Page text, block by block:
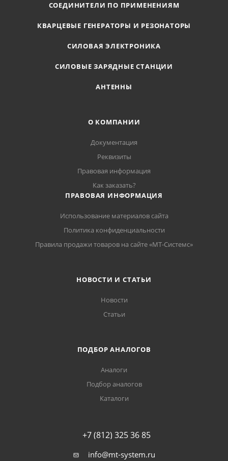
СОЕДИНИТЕЛИ ПО ПРИМЕНЕНИЯМ
КВАРЦЕВЫЕ ГЕНЕРАТОРЫ И РЕЗОНАТОРЫ
СИЛОВАЯ ЭЛЕКТРОНИКА
СИЛОВЫЕ ЗАРЯДНЫЕ СТАНЦИИ
АНТЕННЫ
О КОМПАНИИ
Документация
Реквизиты
Правовая информация
Как заказать?
ПРАВОВАЯ ИНФОРМАЦИЯ
Использование материалов сайта
Политика конфиденциальности
Правила продажи товаров на сайте «МТ-Системс»
НОВОСТИ И СТАТЬИ
Новости
Статьи
ПОДБОР АНАЛОГОВ
Аналоги
Подбор аналогов
Каталоги
+7 (812) 325 36 85
info@mt-system.ru